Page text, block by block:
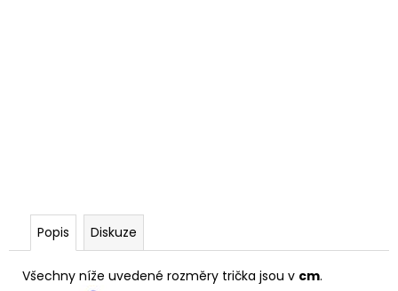
Popis Diskuze
Všechny níže uvedené rozměry trička jsou v cm.